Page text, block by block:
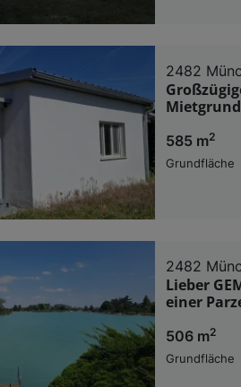
2482
Mietgrund
585 m2
Grundfläche
2482
Lieber
einer
506 m2
Grundfläche